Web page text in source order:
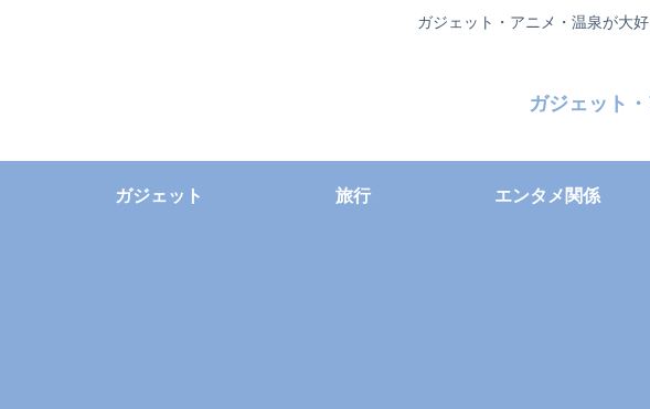
ガジェット・アニメ・温泉が大
ガジェット
ガジェット 旅行 エンタメ関係